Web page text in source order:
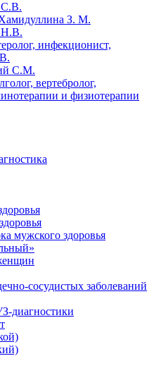
С.В.
З. М.
Н.В.
инфекционист,
С.М.
вертебролог,
и физиотерапии
мужского здоровья
сосудистых заболеваний
диагностики